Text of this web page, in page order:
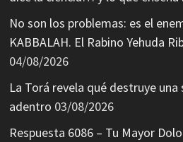
No son los problemas: es el
KABBALAH. El Rabino Yehuda
04/08/2026
La Torá revela qué destruye
adentro 03/08/2026
Respuesta 6086 – Tu Mayor